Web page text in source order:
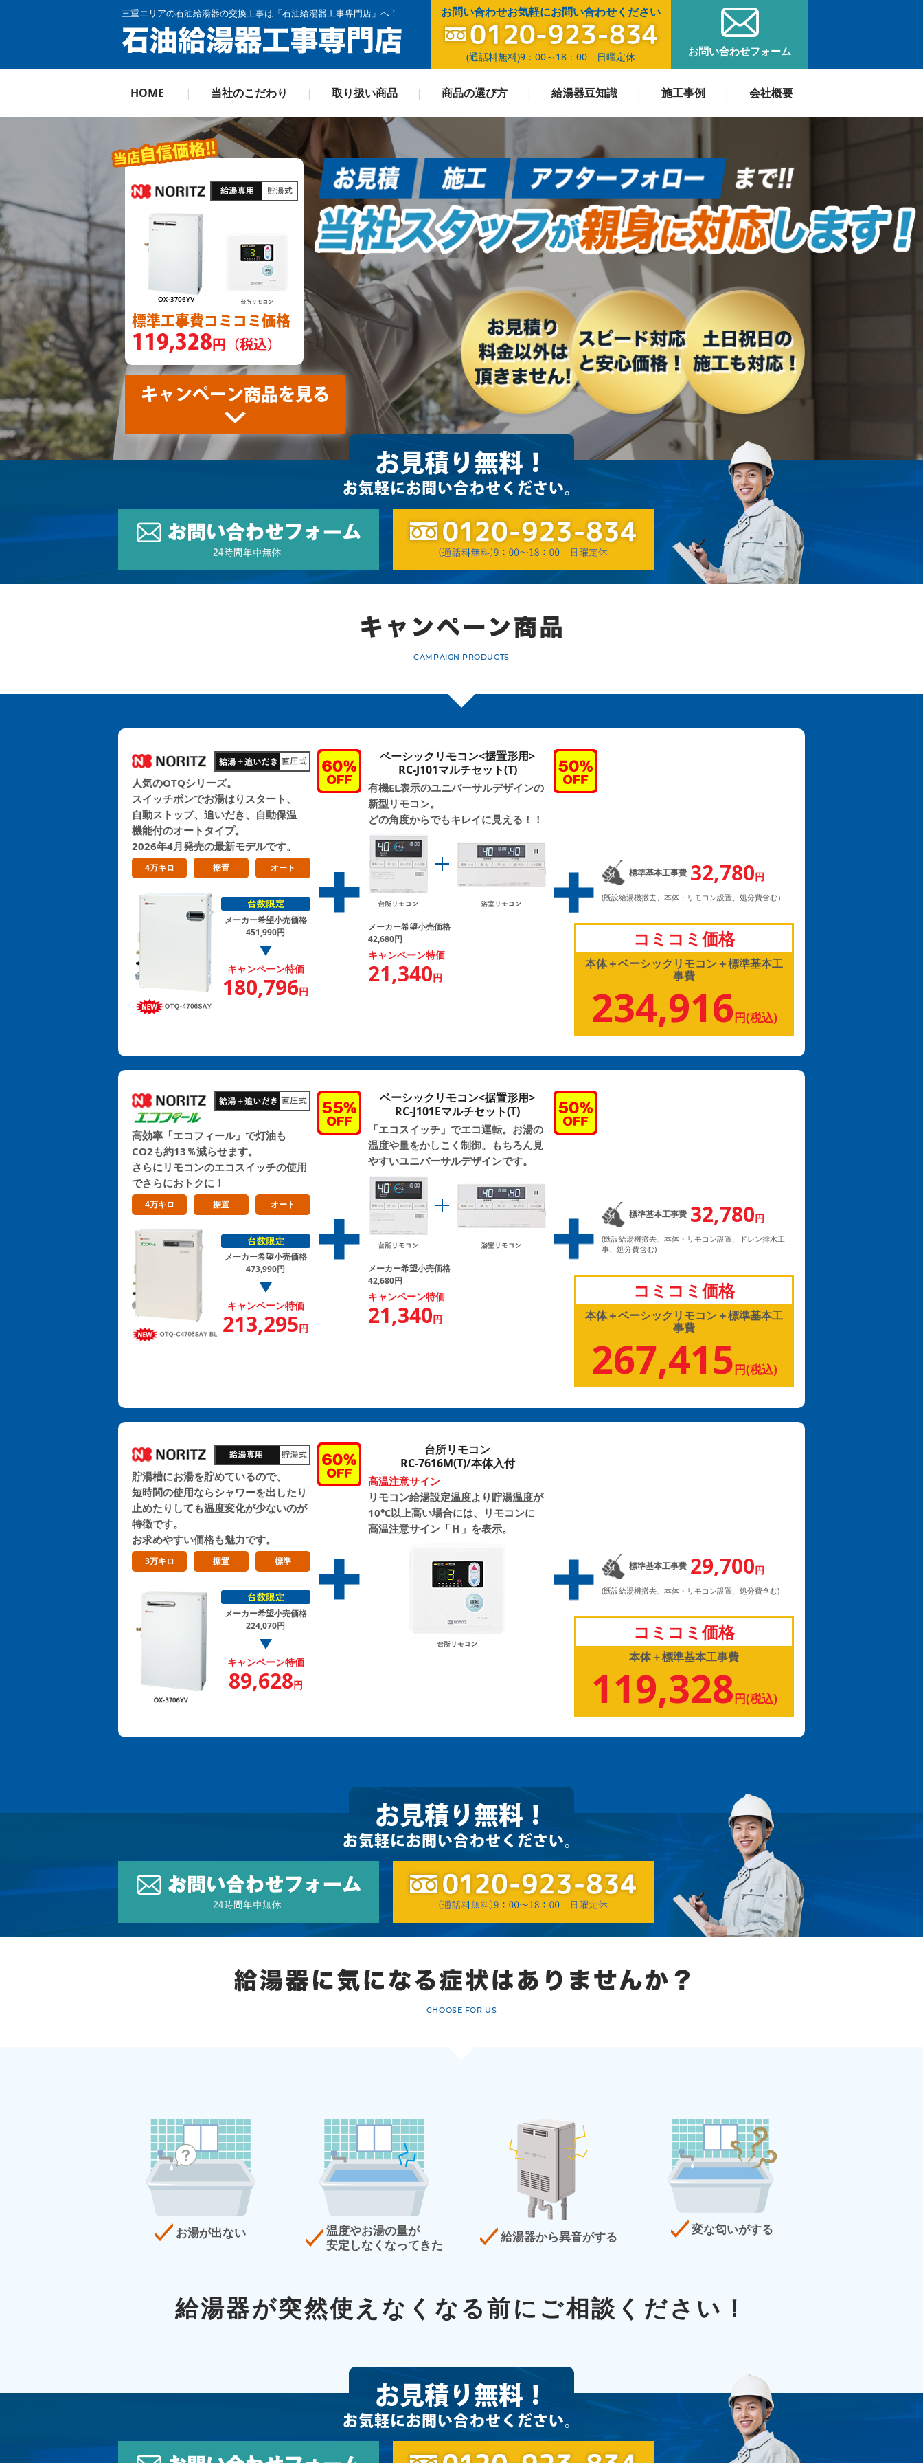
三重エリアの石油給湯器の交換工事は「石油給湯器工事専門店」へ！ お問い合わせお気軽にお問い合わせください
(通話料無料)9：00～18：00 日曜定休 お問い合わせフォーム
HOME 当社のこだわり 取り扱い商品 商品の選び方 給湯器豆知識 施工事例 会社概要
標準工事費コミコミ価格
119,328 円（税込）
キャンペーン商品を見る
お見積り無料！
お気軽にお問い合わせください。
CAMPAIGN PRODUCTS
人気のOTQシリーズ。
スイッチポンでお湯はりスタート、
自動ストップ、追いだき、自動保温
機能付のオートタイプ。
2026年4月発売の最新モデルです。
4万キロ 据置 オート
メーカー希望小売価格
451,990円
キャンペーン特価
180,796円
ベーシックリモコン<据置形用>
RC-J101マルチセット(T)
有機EL表示のユニバーサルデザインの
新型リモコン。
どの角度からでもキレイに見える！！
メーカー希望小売価格
42,680円
キャンペーン特価
21,340円
標準基本工事費 32,780円
(既設給湯機撤去、本体・リモコン設置、処分費含む）
コミコミ価格
本体＋ベーシックリモコン＋標準基本工
事費
234,916円(税込)
高効率「エコフィール」で灯油も
CO2も約13％減らせます。
さらにリモコンのエコスイッチの使用
でさらにおトクに！
4万キロ 据置 オート
メーカー希望小売価格
473,990円
キャンペーン特価
213,295円
ベーシックリモコン<据置形用>
RC-J101Eマルチセット(T)
「エコスイッチ」でエコ運転。お湯の
温度や量をかしこく制御。もちろん見
やすいユニバーサルデザインです。
メーカー希望小売価格
42,680円
キャンペーン特価
21,340円
標準基本工事費 32,780円
(既設給湯機撤去、本体・リモコン設置、ドレン排水工
事、処分費含む)
コミコミ価格
本体＋ベーシックリモコン＋標準基本工
事費
267,415円(税込)
貯湯槽にお湯を貯めているので、
短時間の使用ならシャワーを出したり
止めたりしても温度変化が少ないのが
特徴です。
お求めやすい価格も魅力です。
3万キロ 据置 標準
メーカー希望小売価格
224,070円
キャンペーン特価
89,628円
台所リモコン
RC-7616M(T)/本体入付
高温注意サイン
リモコン給湯設定温度より貯湯温度が
10℃以上高い場合には、リモコンに
高温注意サイン「Ｈ」を表示。
標準基本工事費 29,700円
(既設給湯機撤去、本体・リモコン設置、処分費含む)
コミコミ価格
本体＋標準基本工事費
119,328円(税込)
お見積り無料！
お気軽にお問い合わせください。
CHOOSE FOR US
お湯が出ない
温度やお湯の量が
安定しなくなってきた
給湯器から異音がする 変な匂いがする
給湯器が突然使えなくなる前にご相談ください！
お見積り無料！
お気軽にお問い合わせください。